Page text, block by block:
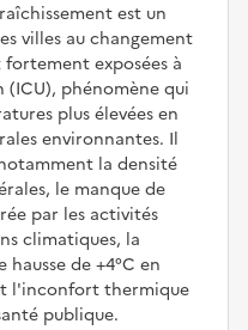
est un
villes au changement
exposées à
phénomène qui
plus élevées en
environnantes. Il
la densité
le manque de
par les activités
climatiques, la
de +4°C en
l'inconfort thermique
publique.